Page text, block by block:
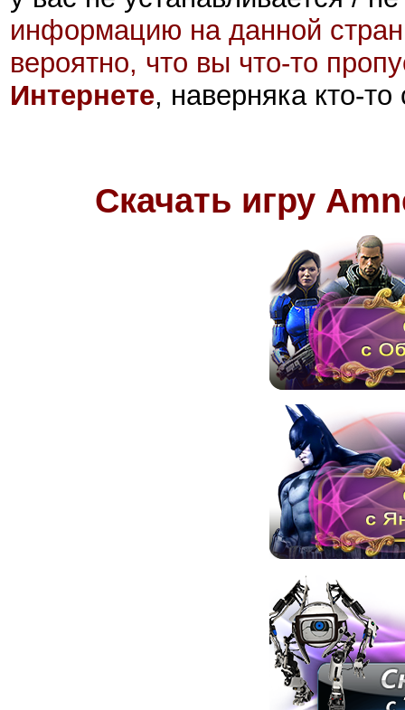
информацию на данной
вероятно, что вы что-то
Интернете, наверняка кто-
Скачать игру